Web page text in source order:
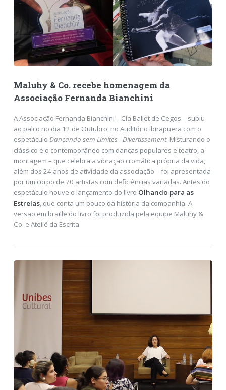
Maluhy & Co. recebe homenagem da
Associação Fernanda Bianchini
A Associação Fernanda Bianchini – Cia Ballet de Cegos – subiu
ao palco no dia 12 de Outubro, no Auditório Ibirapuera com o
espetáculo Dançando sem Limites - Divertissement. Misturando o
clássico e o contemporâneo com danças populares e teatro, a
montagem – que celebra a vibração cromática própria da vida,
além dos 24 anos de atividade da associação – foi apresentada
por um corpo de 70 artistas com deficiências variadas. Antes do
espetáculo houve o lançamento do livro Olhando para as
Estrelas, que conta um pouco da história da companhia. A
versão em braille do livro foi produzida pela equipe Maluhy &
Co. e Ateliê da Escrita.